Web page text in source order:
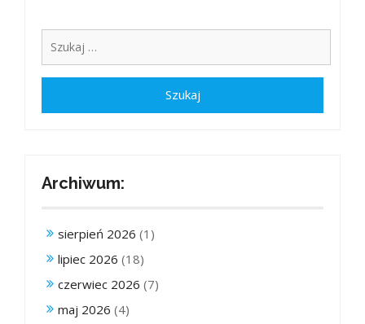
Archiwum:
sierpień 2026 (1)
lipiec 2026 (18)
czerwiec 2026 (7)
maj 2026 (4)